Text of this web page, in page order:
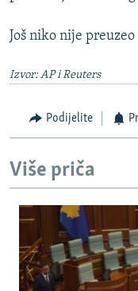
Još niko nije
Izvor: AP i Reuters
Podijelite
Više priča